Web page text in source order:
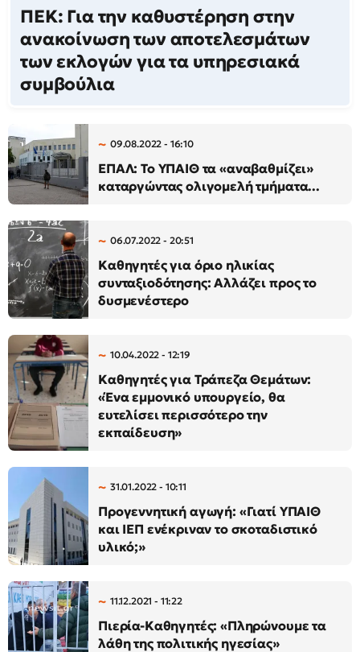
ΠΕΚ: Για την καθυστέρηση στην
ανακοίνωση των αποτελεσμάτων
των εκλογών για τα υπηρεσιακά
συμβούλια
09.08.2022 - 16:10
ΕΠΑΛ: Το ΥΠΑΙΘ τα «αναβαθμίζει»
καταργώντας ολιγομελή τμήματα...
06.07.2022 - 20:51
Καθηγητές για όριο ηλικίας
συνταξιοδότησης: Αλλάζει προς το
δυσμενέστερο
10.04.2022 - 12:19
Καθηγητές για Τράπεζα Θεμάτων:
«Ένα εμμονικό υπουργείο, θα
ευτελίσει περισσότερο την
εκπαίδευση»
31.01.2022 - 10:11
Προγεννητική αγωγή: «Γιατί ΥΠΑΙΘ
και ΙΕΠ ενέκριναν το σκοταδιστικό
υλικό;»
11.12.2021 - 11:22
Πιερία-Καθηγητές: «Πληρώνουμε τα
λάθη της πολιτικής ηγεσίας»